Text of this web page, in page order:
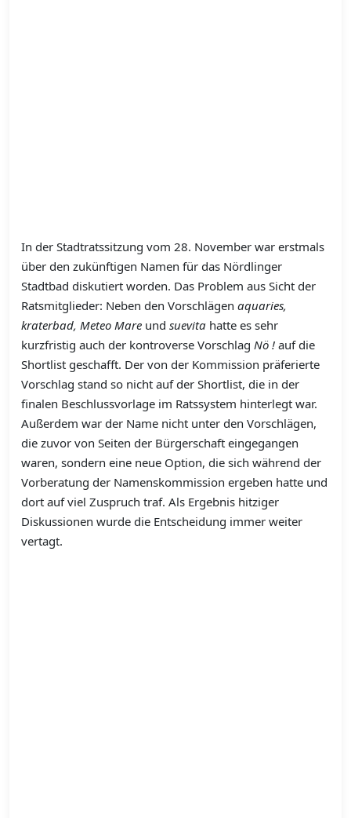
In der Stadtratssitzung vom 28. November war erstmals
über den zukünftigen Namen für das Nördlinger
Stadtbad diskutiert worden. Das Problem aus Sicht der
Ratsmitglieder: Neben den Vorschlägen aquaries,
kraterbad, Meteo Mare und suevita hatte es sehr
kurzfristig auch der kontroverse Vorschlag Nö ! auf die
Shortlist geschafft. Der von der Kommission präferierte
Vorschlag stand so nicht auf der Shortlist, die in der
finalen Beschlussvorlage im Ratssystem hinterlegt war.
Außerdem war der Name nicht unter den Vorschlägen,
die zuvor von Seiten der Bürgerschaft eingegangen
waren, sondern eine neue Option, die sich während der
Vorberatung der Namenskommission ergeben hatte und
dort auf viel Zuspruch traf. Als Ergebnis hitziger
Diskussionen wurde die Entscheidung immer weiter
vertagt.